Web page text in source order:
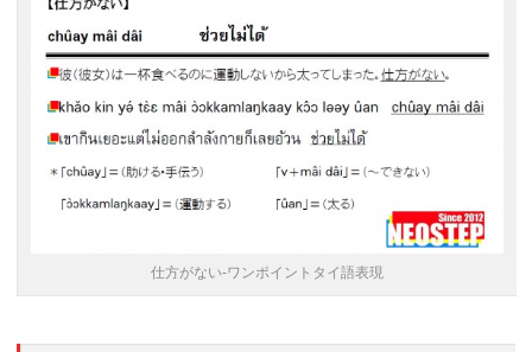
仕方がない-ワンポイントタイ語表現